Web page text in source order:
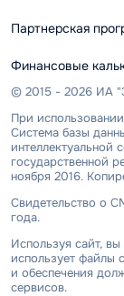
Партнерская
Финансовые
© 2015 - 2026 ИА
При
Система базы
интеллектуальной
государственной
ноября 2016.
Свидетельство о
года.
Используя сайт,
использует файлы
и обеспечения
сервисов.